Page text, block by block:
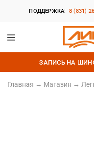
ПОДДЕРЖКА: 8 (831)
Линарис
Продажа
шин,
дисков
и
ЗАПИСЬ НА
Главная → Магазин →